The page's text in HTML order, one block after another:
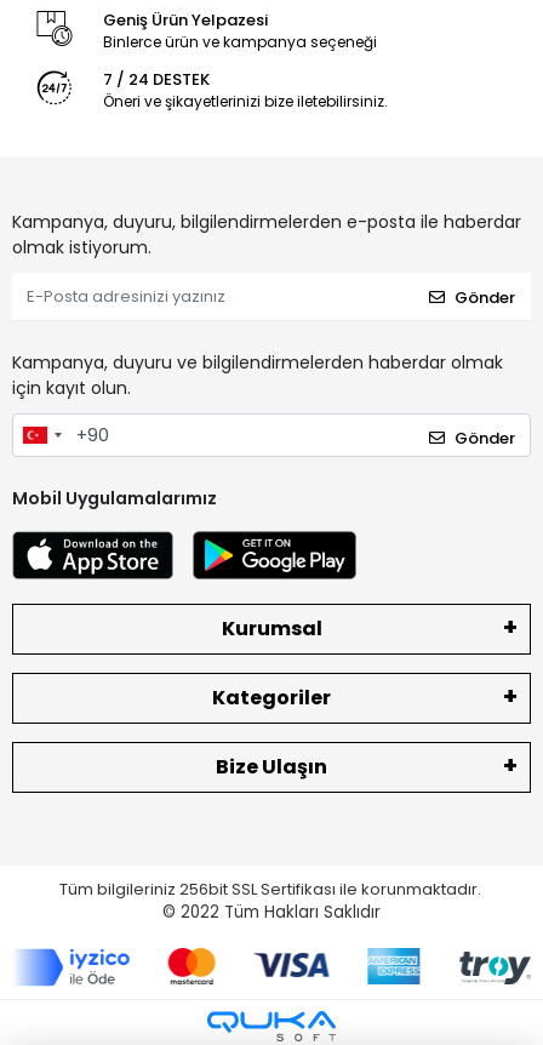
Geniş Ürün Yelpazesi
Binlerce ürün ve kampanya seçeneği
7 / 24 DESTEK
Öneri ve şikayetlerinizi bize iletebilirsiniz.
Kampanya, duyuru, bilgilendirmelerden e-posta ile haberdar
olmak istiyorum.
Gönder
Kampanya, duyuru ve bilgilendirmelerden haberdar olmak
için kayıt olun.
Gönder
Mobil Uygulamalarımız
Kurumsal
Kategoriler
Bize Ulaşın
Tüm bilgileriniz 256bit SSL Sertifikası ile korunmaktadır.
© 2022 Tüm Hakları Saklıdır